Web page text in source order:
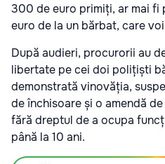
300 de euro primiți, ar mai fi
euro de la un bărbat, care
După audieri, procurorii au
libertate pe cei doi polițiști
demonstrată vinovăția,
de închisoare și o amendă
fără dreptul de a ocupa
până la 10 ani.